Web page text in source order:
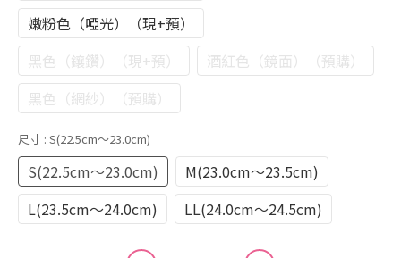
嫩粉色（啞光）（現+預）
黑色（鑲鑽）（現+預）
酒紅色（鏡面）（預購）
黑色（網紗）（預購）
尺寸 : S(22.5cm～23.0cm)
S(22.5cm～23.0cm)
M(23.0cm～23.5cm)
L(23.5cm～24.0cm)
LL(24.0cm～24.5cm)